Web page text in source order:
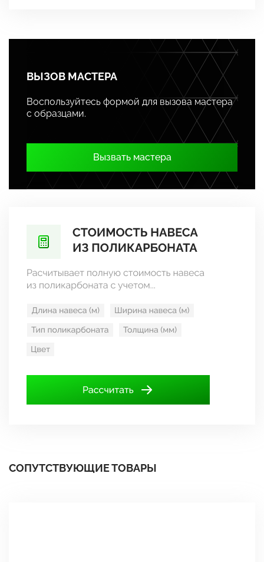
ВЫЗОВ МАСТЕРА
Воспользуйтесь формой для вызова мастера
с образцами.
Вызвать мастера
СОПУТСТВУЮЩИЕ ТОВАРЫ